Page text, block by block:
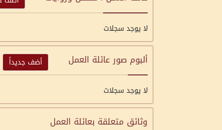
لا يوجد سجلات
ألبوم صور عائلة العمل أضف جديداً
لا يوجد سجلات
وثائق متعلقة بعائلة العمل